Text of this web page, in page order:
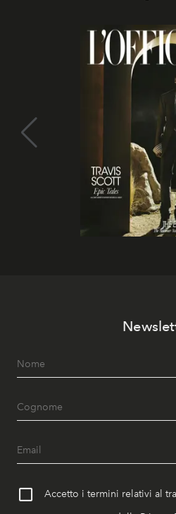
Accetto i termini relativi al